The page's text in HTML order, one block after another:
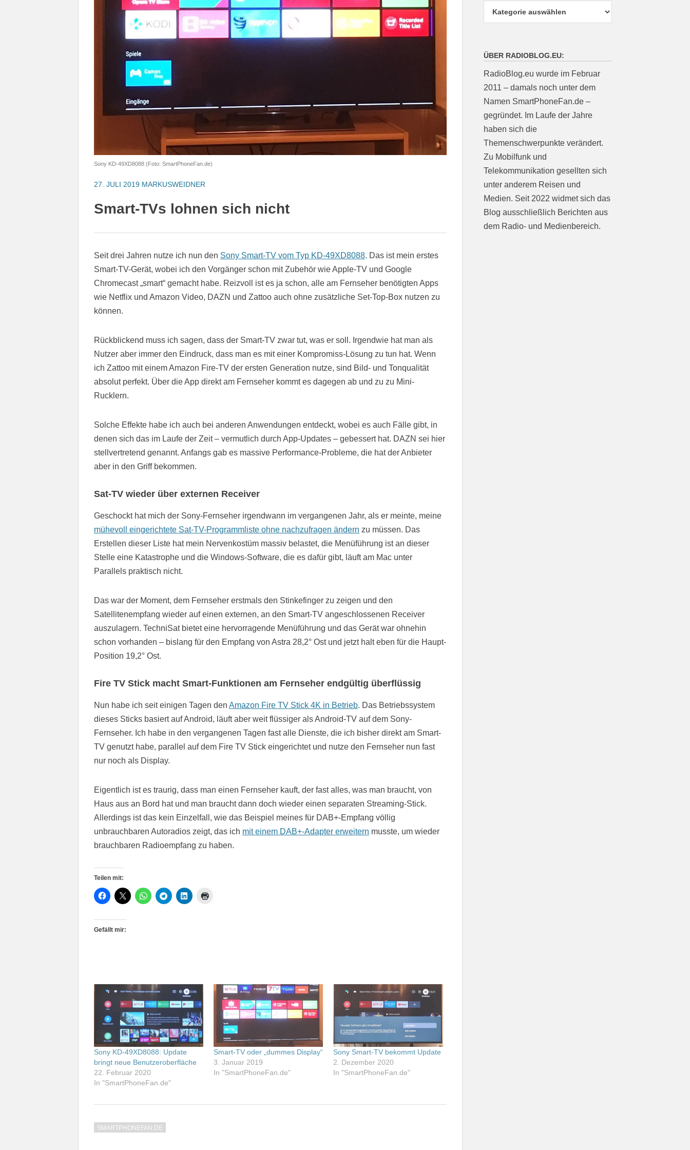
Sony KD-49XD8088 (Foto: SmartPhoneFan.de)
27. JULI 2019 MARKUSWEIDNER
Smart-TVs lohnen sich nicht
Seit drei Jahren nutze ich nun den Sony Smart-TV vom Typ KD-49XD8088. Das ist mein erstes
Smart-TV-Gerät, wobei ich den Vorgänger schon mit Zubehör wie Apple-TV und Google
Chromecast „smart“ gemacht habe. Reizvoll ist es ja schon, alle am Fernseher benötigten Apps
wie Netflix und Amazon Video, DAZN und Zattoo auch ohne zusätzliche Set-Top-Box nutzen zu
können.
Rückblickend muss ich sagen, dass der Smart-TV zwar tut, was er soll. Irgendwie hat man als
Nutzer aber immer den Eindruck, dass man es mit einer Kompromiss-Lösung zu tun hat. Wenn
ich Zattoo mit einem Amazon Fire-TV der ersten Generation nutze, sind Bild- und Tonqualität
absolut perfekt. Über die App direkt am Fernseher kommt es dagegen ab und zu zu Mini-
Rucklern.
Solche Effekte habe ich auch bei anderen Anwendungen entdeckt, wobei es auch Fälle gibt, in
denen sich das im Laufe der Zeit – vermutlich durch App-Updates – gebessert hat. DAZN sei hier
stellvertretend genannt. Anfangs gab es massive Performance-Probleme, die hat der Anbieter
aber in den Griff bekommen.
Sat-TV wieder über externen Receiver
Geschockt hat mich der Sony-Fernseher irgendwann im vergangenen Jahr, als er meinte, meine
mühevoll eingerichtete Sat-TV-Programmliste ohne nachzufragen ändern zu müssen. Das
Erstellen dieser Liste hat mein Nervenkostüm massiv belastet, die Menüführung ist an dieser
Stelle eine Katastrophe und die Windows-Software, die es dafür gibt, läuft am Mac unter
Parallels praktisch nicht.
Das war der Moment, dem Fernseher erstmals den Stinkefinger zu zeigen und den
Satellitenempfang wieder auf einen externen, an den Smart-TV angeschlossenen Receiver
auszulagern. TechniSat bietet eine hervorragende Menüführung und das Gerät war ohnehin
schon vorhanden – bislang für den Empfang von Astra 28,2° Ost und jetzt halt eben für die Haupt-
Position 19,2° Ost.
Fire TV Stick macht Smart-Funktionen am Fernseher endgültig überflüssig
Nun habe ich seit einigen Tagen den Amazon Fire TV Stick 4K in Betrieb. Das Betriebssystem
dieses Sticks basiert auf Android, läuft aber weit flüssiger als Android-TV auf dem Sony-
Fernseher. Ich habe in den vergangenen Tagen fast alle Dienste, die ich bisher direkt am Smart-
TV genutzt habe, parallel auf dem Fire TV Stick eingerichtet und nutze den Fernseher nun fast
nur noch als Display.
Eigentlich ist es traurig, dass man einen Fernseher kauft, der fast alles, was man braucht, von
Haus aus an Bord hat und man braucht dann doch wieder einen separaten Streaming-Stick.
Allerdings ist das kein Einzelfall, wie das Beispiel meines für DAB+-Empfang völlig
unbrauchbaren Autoradios zeigt, das ich mit einem DAB+-Adapter erweitern musste, um wieder
brauchbaren Radioempfang zu haben.
Teilen mit:
Gefällt mir:
Sony KD-49XD8088: Update
bringt neue Benutzeroberfläche
22. Februar 2020
In "SmartPhoneFan.de"
Smart-TV oder „dummes Display“
3. Januar 2019
In "SmartPhoneFan.de"
Sony Smart-TV bekommt Update
2. Dezember 2020
In "SmartPhoneFan.de"
SMARTPHONEFAN.DE
ÜBER RADIOBLOG.EU:
RadioBlog.eu wurde im Februar
2011 – damals noch unter dem
Namen SmartPhoneFan.de –
gegründet. Im Laufe der Jahre
haben sich die
Themenschwerpunkte verändert.
Zu Mobilfunk und
Telekommunikation gesellten sich
unter anderem Reisen und
Medien. Seit 2022 widmet sich das
Blog ausschließlich Berichten aus
dem Radio- und Medienbereich.